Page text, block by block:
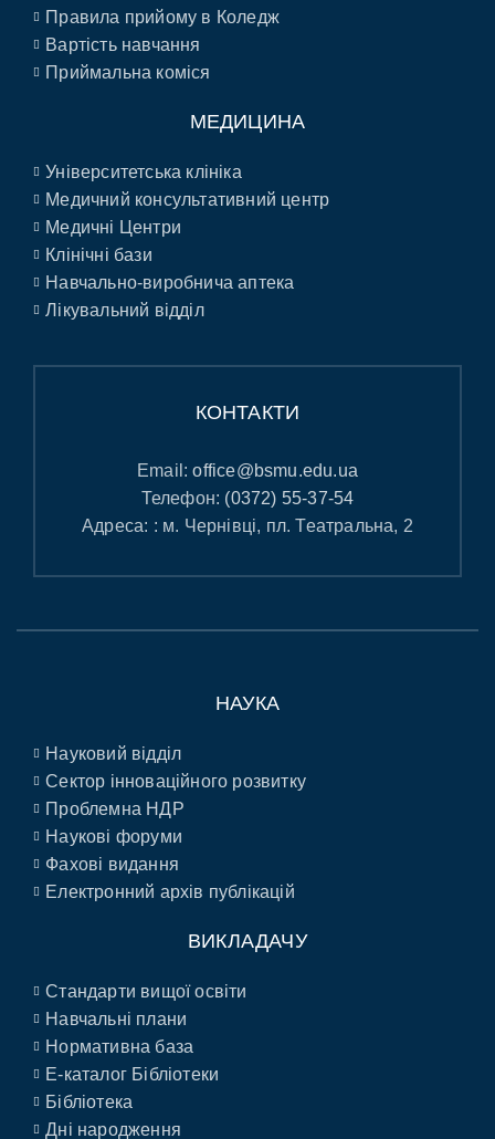
Правила прийому в Коледж
Вартість навчання
Приймальна коміся
МЕДИЦИНА
Університетська клініка
Медичний консультативний центр
Медичні Центри
Клінічні бази
Навчально-виробнича аптека
Лікувальний відділ
КОНТАКТИ
Email:office@bsmu.edu.ua
Телефон: (0372) 55-37-54
Адреса: : м. Чернівці, пл. Театральна, 2
НАУКА
Науковий відділ
Сектор інноваційного розвитку
Проблемна НДР
Наукові форуми
Фахові видання
Електронний архів публікацій
ВИКЛАДАЧУ
Стандарти вищої освіти
Навчальні плани
Нормативна база
E-каталог Бібліотеки
Бібліотека
Дні народження